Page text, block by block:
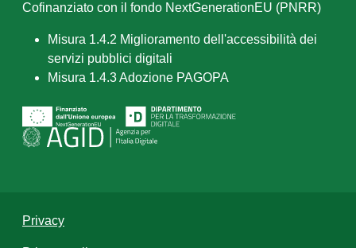
Cofinanziato con il fondo NextGenerationEU (PNRR)
Misura 1.4.2 Miglioramento dell'accessibilità dei
servizi pubblici digitali
Misura 1.4.3 Adozione PAGOPA
Privacy